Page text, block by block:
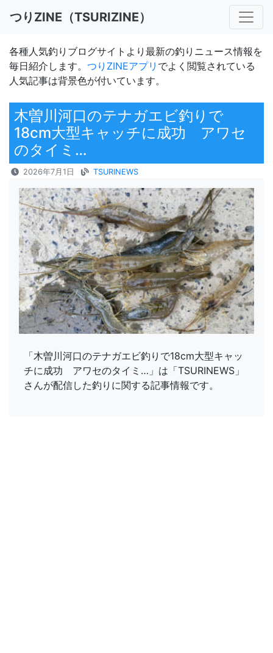
つりZINE（TSURIZINE）
各種人気釣りブログサイトより最新の釣りニュース情報を
毎日紹介します。 つりZINEアプリ でよく閲覧されている
人気記事は背景色が付いています。
木曽川河口のテナガエビ釣りで
18cm大型キャッチに成功 アワセ
のタイミ…
2026年7月1日 TSURINEWS
「木曽川河口のテナガエビ釣りで18cm大型キャッ
チに成功 アワセのタイミ…」は「TSURINEWS」
さんが配信した釣りに関する記事情報です。